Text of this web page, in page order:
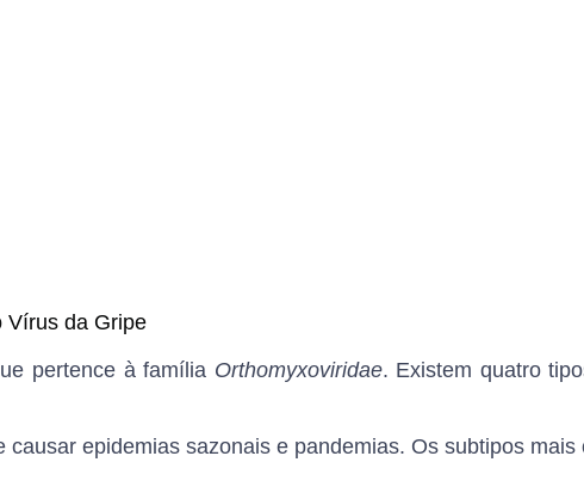
Vírus da Gripe
pertence à família Orthomyxoviridae. Existem quatro
causar epidemias sazonais e pandemias. Os subtipos